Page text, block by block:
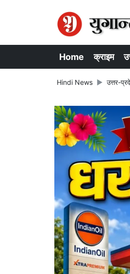
Home क्राइम
Hindi News उत्तर-